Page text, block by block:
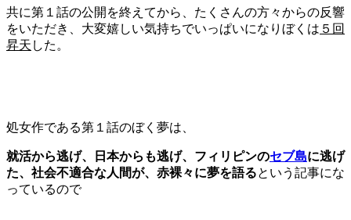
共に第１話の公開を終えてから、たくさんの方々からの反響
をいただき、大変嬉しい気持ちでいっぱいになりぼくは ５回
昇天 した。
処女作である第１話のぼく夢は、
就活から逃げ、日本からも逃げ、フィリピンのセブ島に逃げ
た、社会不適合な人間が、赤裸々に夢を語るという記事にな
っているので